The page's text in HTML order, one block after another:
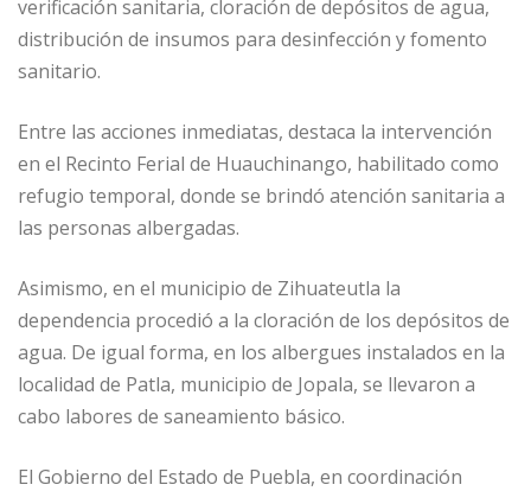
verificación sanitaria, cloración de depósitos de agua,
distribución de insumos para desinfección y fomento
sanitario.
Entre las acciones inmediatas, destaca la intervención
en el Recinto Ferial de Huauchinango, habilitado como
refugio temporal, donde se brindó atención sanitaria a
las personas albergadas.
Asimismo, en el municipio de Zihuateutla la
dependencia procedió a la cloración de los depósitos de
agua. De igual forma, en los albergues instalados en la
localidad de Patla, municipio de Jopala, se llevaron a
cabo labores de saneamiento básico.
El Gobierno del Estado de Puebla, en coordinación